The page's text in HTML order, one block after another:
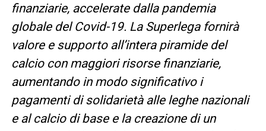
finanziarie, accelerate dalla pandemia
globale del Covid-19. La Superlega fornirà
valore e supporto all’intera piramide del
calcio con maggiori risorse finanziarie,
aumentando in modo significativo i
pagamenti di solidarietà alle leghe nazionali
e al calcio di base e la creazione di un